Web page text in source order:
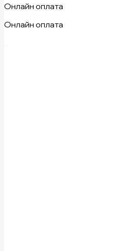
Онлайн оплата
Онлайн оплата